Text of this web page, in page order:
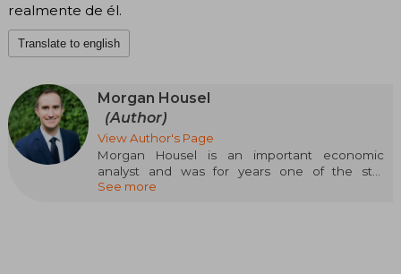
realmente de él.
Translate to english
Morgan Housel
(Author)
View Author's Page
Morgan Housel is an important economic
analyst and was for years one of the star
columnists of the Wall Street Journal. He is an
See more